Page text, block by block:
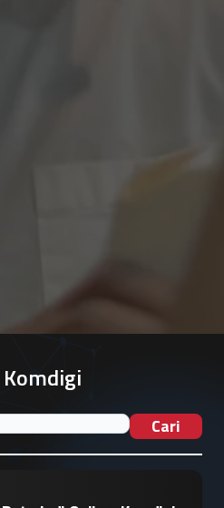
Komdigi
Cari